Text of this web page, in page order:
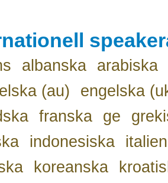
albanska
arabiska
(au)
engelska
franska ge
indonesiska
koreanska